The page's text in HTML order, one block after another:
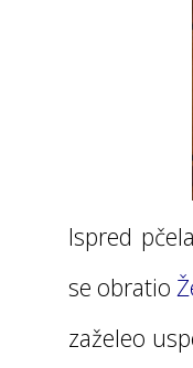
Ispred
se obratio
zaželeo